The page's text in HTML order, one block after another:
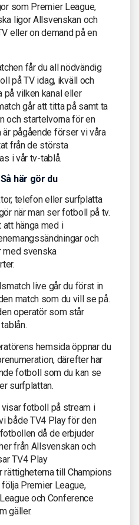
som Premier League,
ligor Allsvenskan och
eller on demand på en
får du all nödvändig
på TV idag, ikväll och
på vilken kanal eller
går att titta på samt ta
och startelvorna för en
är pågående förser vi våra
från de största
i vår tv-tablå.
här gör du
telefon eller surfplatta
när man ser fotboll på tv.
hänga med i
och
med svenska
live går du först in
match som du vill se på.
operatör som står
hemsida öppnar du
därefter har
fotboll som du kan se
surfplattan.
fotboll på stream i
både TV4 Play för den
då de erbjuder
från Allsvenskan och
TV4 Play
rättigheterna till Champions
Premier League,
och Conference
gäller.